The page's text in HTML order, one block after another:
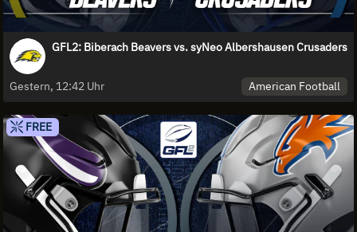
GFL2: Biberach Beavers vs. syNeo Albershausen Crusaders
Gestern, 12:42 Uhr American Football
FREE